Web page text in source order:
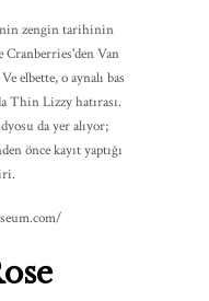
zengin tarihinin
Van
elbette, o aynalı bas
Thin Lizzy hatırası.
da yer alıyor;
önce kayıt yaptığı